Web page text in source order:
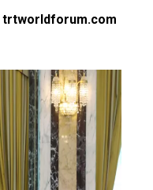
trtworldforum.com